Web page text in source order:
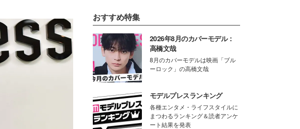
おすすめ特集
2026年8月のカバーモデル：
高橋文哉
8月のカバーモデルは映画「ブル
ーロック」の高橋文哉
モデルプレスランキング
各種エンタメ・ライフスタイルに
まつわるランキング＆読者アンケ
ート結果を発表